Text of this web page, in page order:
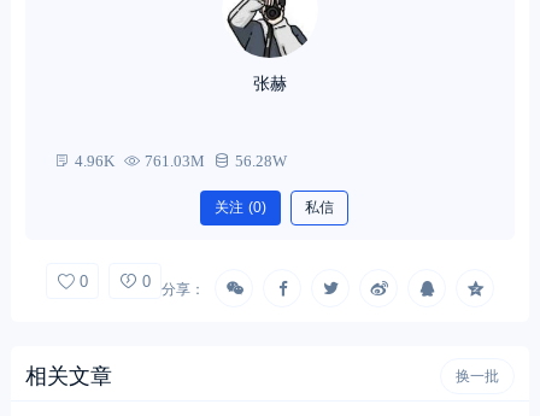
张赫
4.96K 761.03M 56.28W
关注 (0) 私信
0 0 分享：
相关文章 换一批